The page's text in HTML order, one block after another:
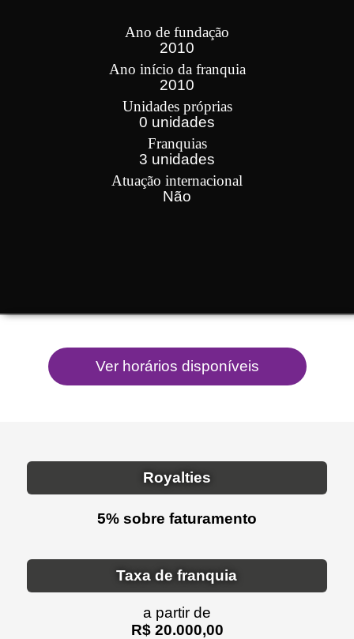
Ano de fundação
2010
Ano início da franquia
2010
Unidades próprias
0 unidades
Franquias
3 unidades
Atuação internacional
Não
Royalties
5% sobre faturamento
Taxa de franquia
a partir de
R$ 20.000,00